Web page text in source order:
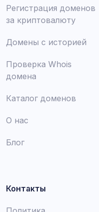
Регистрация доменов
за криптовалюту
Домены с историей
Проверка Whois
домена
Каталог доменов
О нас
Блог
Контакты